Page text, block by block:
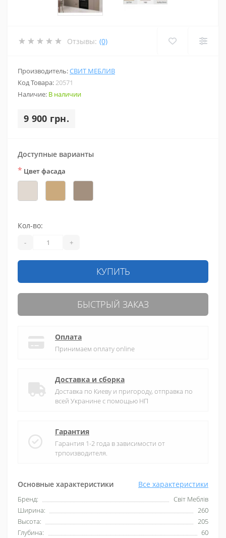
Отзывы: (0)
Производитель:СВИТ МЕБЛИВ
Код Товара:20571
Наличие: В наличии
9 900 грн.
Основные характеристики Все характеристики
Бренд:
Світ Меблів
Ширина:
260
Высота:
205
Глубина:
60
Доступные варианты
* Цвет фасада
Кол-во:
- +
КУПИТЬ
БЫСТРЫЙ ЗАКАЗ
Оплата
Принимаем оплату online
Доставка и сборка
Доставка по Киеву и пригороду, отправка по
всей Укранине с помощью НП
Гарантия
Гарантия 1-2 года в зависимости от
трпоизводителя.